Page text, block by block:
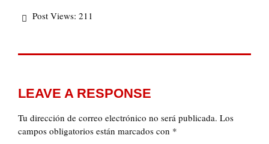
Post Views: 211
LEAVE A RESPONSE
Tu dirección de correo electrónico no será publicada. Los
campos obligatorios están marcados con *